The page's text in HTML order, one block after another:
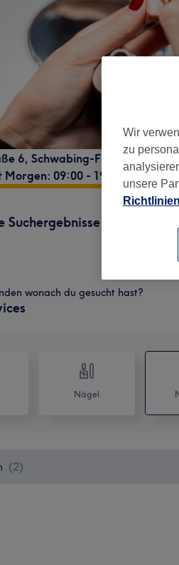
6, Schwabing-Freimann ,
09:00 - 19:00
Suchergebnisse
wonach du gesucht hast?
Nägel
(2)
Wir
zu
unsere
Richtlinien